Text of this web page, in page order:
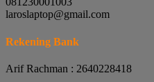
laroslaptop@gmail.com
Rekening Bank
Arif Rachman : 2640228418